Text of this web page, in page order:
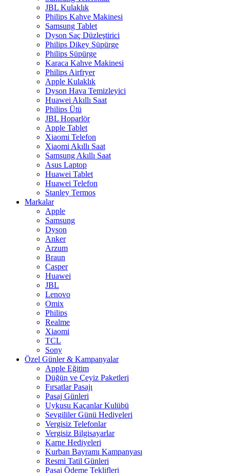
JBL Kulaklık
Philips Kahve Makinesi
Samsung Tablet
Dyson Saç Düzleştirici
Philips Dikey Süpürge
Philips Süpürge
Karaca Kahve Makinesi
Philips Airfryer
Apple Kulaklık
Dyson Hava Temizleyici
Huawei Akıllı Saat
Philips Ütü
JBL Hoparlör
Apple Tablet
Xiaomi Telefon
Xiaomi Akıllı Saat
Samsung Akıllı Saat
Asus Laptop
Huawei Tablet
Huawei Telefon
Stanley Termos
Markalar
Apple
Samsung
Dyson
Anker
Arzum
Braun
Casper
Huawei
JBL
Lenovo
Omix
Philips
Realme
Xiaomi
TCL
Sony
Özel Günler & Kampanyalar
Apple Eğitim
Düğün ve Çeyiz Paketleri
Fırsatlar Pasajı
Pasaj Günleri
Uykusu Kaçanlar Kulübü
Sevgililer Günü Hediyeleri
Vergisiz Telefonlar
Vergisiz Bilgisayarlar
Karne Hediyeleri
Kurban Bayramı Kampanyası
Resmi Tatil Günleri
Pasaj Ödeme Teklifleri